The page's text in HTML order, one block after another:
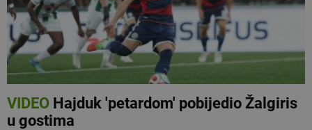
VIDEOHajduk 'petardom' pobijedio Žalgiris
u gostima